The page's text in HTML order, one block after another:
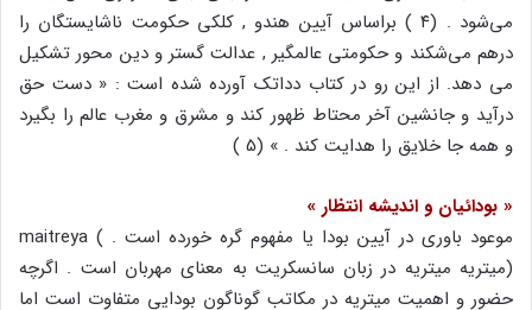
می‌شود . (۴ ) براساس آیین هندو , کلکی حکومت ناشایستگان را
درهم می‌شکند و حکومتی عالمگیر , عدالت گستر و دین محور تشکیل
می دهد. از این رو در کتاب دداتک آورده شده است : « دست حق
درآید و جانشین آخر محتاط ظهور کند و مشرق و مغرب عالم را بگیرد
و همه جا خلایق را هدایت کند . » (5 )
« بودائیان و اندیشه انتظار »
موعود باوری در آیین بودا یا مفهوم گره خورده است . ) maitreya
(میتریه میتریه در زبان سانسکریت به معنای مهربان است . اگرچه
حضور و اهمیت میتریه در مکاتب گوناگون بودایی متفاوت است اما